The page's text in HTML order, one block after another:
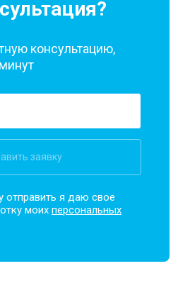
консультацию,
заявку
отправить я даю свое
моихперсональных